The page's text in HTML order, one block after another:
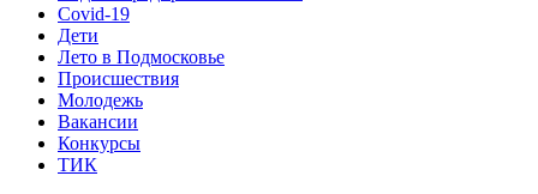
Covid-19
Дети
Лето в Подмосковье
Происшествия
Молодежь
Вакансии
Конкурсы
ТИК